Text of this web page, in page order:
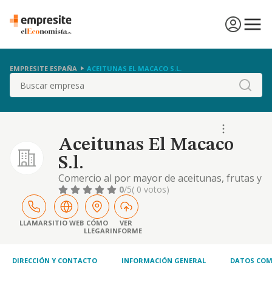
EMPRESITE ESPAÑA ACEITUNAS EL MACACO S.L.
Buscar
Aceitunas El Macaco
S.l.
Comercio al por mayor de aceitunas, frutas y
hortalizas. explotación, compraventa y
envasado de productos agrarios. alquiler de
todo tipo de maquinaria agrícola
0/5( 0 votos)
LLAMARSITIO WEB CÓMO
LLEGAR
VER
INFORME
DIRECCIÓN Y CONTACTO INFORMACIÓN GENERAL DATOS